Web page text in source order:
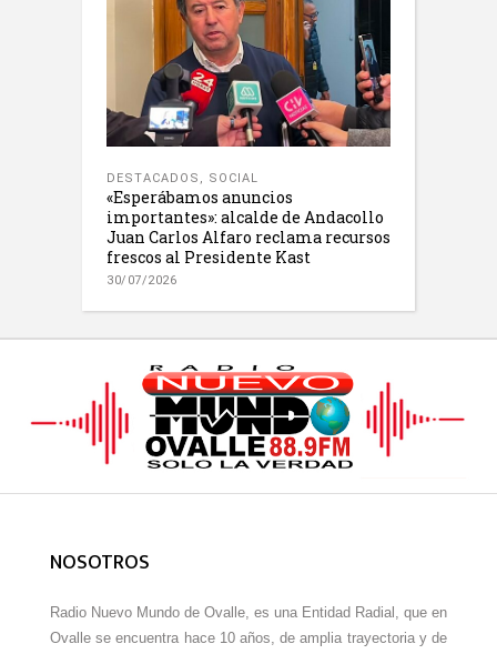
DESTACADOS , SOCIAL
«Esperábamos anuncios
importantes»: alcalde de Andacollo
Juan Carlos Alfaro reclama recursos
frescos al Presidente Kast
30/07/2026
NOSOTROS
Radio Nuevo Mundo de Ovalle, es una Entidad Radial, que en
Ovalle se encuentra hace 10 años, de amplia trayectoria y de